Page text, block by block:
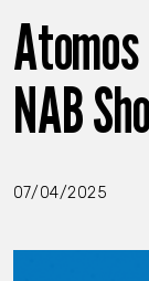
NAB
07/04/2025